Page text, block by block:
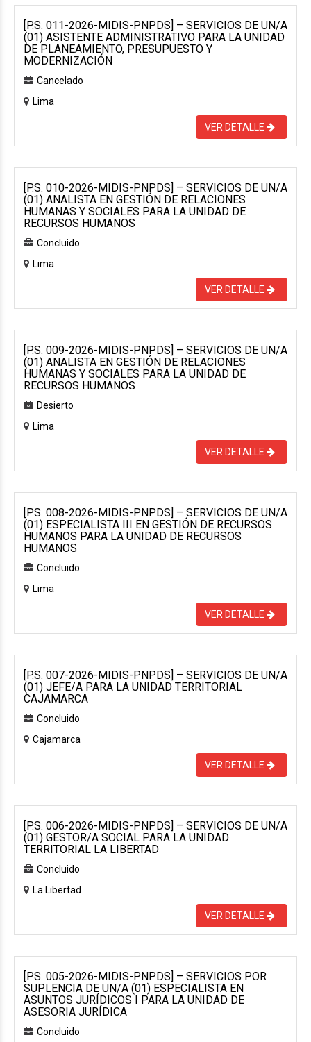
[P.S. 011-2026-MIDIS-PNPDS] – SERVICIOS DE UN/A
(01) ASISTENTE ADMINISTRATIVO PARA LA UNIDAD
DE PLANEAMIENTO, PRESUPUESTO Y
MODERNIZACIÓN
Cancelado
Lima
VER DETALLE
[P.S. 010-2026-MIDIS-PNPDS] – SERVICIOS DE UN/A
(01) ANALISTA EN GESTIÓN DE RELACIONES
HUMANAS Y SOCIALES PARA LA UNIDAD DE
RECURSOS HUMANOS
Concluido
Lima
VER DETALLE
[P.S. 009-2026-MIDIS-PNPDS] – SERVICIOS DE UN/A
(01) ANALISTA EN GESTIÓN DE RELACIONES
HUMANAS Y SOCIALES PARA LA UNIDAD DE
RECURSOS HUMANOS
Desierto
Lima
VER DETALLE
[P.S. 008-2026-MIDIS-PNPDS] – SERVICIOS DE UN/A
(01) ESPECIALISTA III EN GESTIÓN DE RECURSOS
HUMANOS PARA LA UNIDAD DE RECURSOS
HUMANOS
Concluido
Lima
VER DETALLE
[P.S. 007-2026-MIDIS-PNPDS] – SERVICIOS DE UN/A
(01) JEFE/A PARA LA UNIDAD TERRITORIAL
CAJAMARCA
Concluido
Cajamarca
VER DETALLE
[P.S. 006-2026-MIDIS-PNPDS] – SERVICIOS DE UN/A
(01) GESTOR/A SOCIAL PARA LA UNIDAD
TERRITORIAL LA LIBERTAD
Concluido
La Libertad
VER DETALLE
[P.S. 005-2026-MIDIS-PNPDS] – SERVICIOS POR
SUPLENCIA DE UN/A (01) ESPECIALISTA EN
ASUNTOS JURÍDICOS I PARA LA UNIDAD DE
ASESORIA JURÍDICA
Concluido